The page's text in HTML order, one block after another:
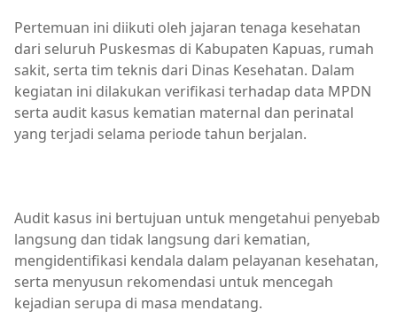
Pertemuan ini diikuti oleh jajaran tenaga kesehatan
dari seluruh Puskesmas di Kabupaten Kapuas, rumah
sakit, serta tim teknis dari Dinas Kesehatan. Dalam
kegiatan ini dilakukan verifikasi terhadap data MPDN
serta audit kasus kematian maternal dan perinatal
yang terjadi selama periode tahun berjalan.
Audit kasus ini bertujuan untuk mengetahui penyebab
langsung dan tidak langsung dari kematian,
mengidentifikasi kendala dalam pelayanan kesehatan,
serta menyusun rekomendasi untuk mencegah
kejadian serupa di masa mendatang.